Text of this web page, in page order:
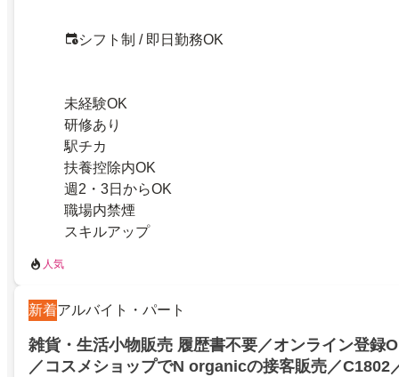
シフト制 / 即日勤務OK
未経験OK
研修あり
駅チカ
扶養控除内OK
週2・3日からOK
職場内禁煙
スキルアップ
人気
新着アルバイト・パート
雑貨・生活小物販売 履歴書不要／オンライン登録
／コスメショップでN organicの接客販売／C1802